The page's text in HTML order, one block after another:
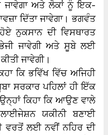
ਜਾਵੇਗਾ ਅਤੇ ਲੋਕਾਂ ਨੂੰ ਇਕ-
ਦਿੱਤਾ ਜਾਵੇਗਾ। ਭਗਵੰਤ
ਨੁਕਸਾਨ ਦੀ ਵਿਸਥਾਰਤ
ਜਾਵੇਗੀ ਅਤੇ ਸੂਬੇ ਲਈ
ਜਾਵੇਗੀ।
ਕਿ ਭਵਿੱਖ ਵਿੱਚ ਅਜਿਹੀ
ਸਰਕਾਰ ਪਹਿਲਾਂ ਹੀ ਇੱਕ
ਕਿਹਾ ਕਿ ਆਉਣ ਵਾਲੇ
ਯਕੀਨੀ ਬਣਾਈ
ਵਰਤੋਂ ਲਈ ਨਵੀਂ ਨਹਿਰ ਦੀ